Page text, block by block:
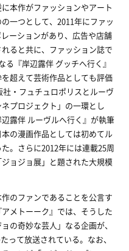
本作がファッションやアート
一つとして、2011年にファッ
ーションがあり、広告や店舗
ると共に、ファッション誌で
る『岸辺露伴 グッチへ行く』
超えて芸術作品としても評価
・フュチュロポリスとルーヴ
プロジェクト」の一環とし
露伴 ルーヴルへ行く』が執筆
の漫画作品としては初めてル
。さらに2012年には連載25周
ョジョ展」と題された大規模
のファンであることを公言す
メトーーク』では、そうした
の奇妙な芸人」なる企画が、
って放送されている。なお、